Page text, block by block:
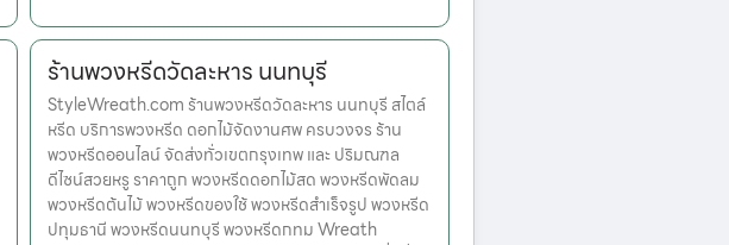
ร้านพวงหรีดวัดละหาร นนทบุรี
StyleWreath.com ร้านพวงหรีดวัดละหาร นนทบุรี สไตล์
หรีด บริการพวงหรีด ดอกไม้จัดงานศพ ครบวงจร ร้าน
พวงหรีดออนไลน์ จัดส่งทั่วเขตกรุงเทพ และ ปริมณฑล
ดีไซน์สวยหรู ราคาถูก พวงหรีดดอกไม้สด พวงหรีดพัดลม
พวงหรีดต้นไม้ พวงหรีดของใช้ พวงหรีดสำเร็จรูป พวงหรีด
ปทุมธานี พวงหรีดนนทบุรี พวงหรีดกทม Wreath